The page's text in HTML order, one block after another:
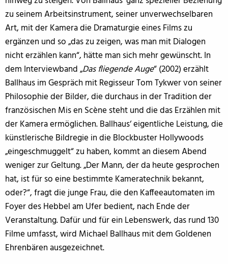
zu seinem Arbeitsinstrument, seiner unverwechselbaren
Art, mit der Kamera die Dramaturgie eines Films zu
ergänzen und so „das zu zeigen, was man mit Dialogen
nicht erzählen kann“, hätte man sich mehr gewünscht. In
dem Interviewband „Das fliegende Auge“ (2002) erzählt
Ballhaus im Gespräch mit Regisseur Tom Tykwer von seiner
Philosophie der Bilder, die durchaus in der Tradition der
französischen Mis en Scène steht und die das Erzählen mit
der Kamera ermöglichen. Ballhaus‘ eigentliche Leistung, die
künstlerische Bildregie in die Blockbuster Hollywoods
„eingeschmuggelt“ zu haben, kommt an diesem Abend
weniger zur Geltung. „Der Mann, der da heute gesprochen
hat, ist für so eine bestimmte Kameratechnik bekannt,
oder?“, fragt die junge Frau, die den Kaffeeautomaten im
Foyer des Hebbel am Ufer bedient, nach Ende der
Veranstaltung. Dafür und für ein Lebenswerk, das rund 130
Filme umfasst, wird Michael Ballhaus mit dem Goldenen
Ehrenbären ausgezeichnet.